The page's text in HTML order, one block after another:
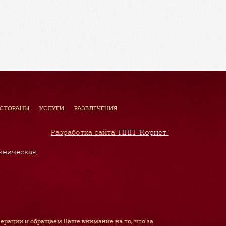
УСЛУГИ РАЗВЛЕЧЕНИЯ
Разработка сайта: НПП "Корнет"
и обращаем Ваше внимание на то, что за